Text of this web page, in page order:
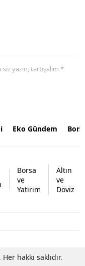
yazın, tartışalım *
Eko Gündem
Borsa
ve
Yatırım
Altın
ve
Döviz
hakkı saklıdır.